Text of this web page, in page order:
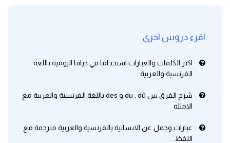
اقرء دروس اخرى
اكثر الكلمات والعبارات استخداما في حياتنا اليومية باللغة
الفرنسية والعربية
شرح الفرق بين du , dû و des باللغة الفرنسية والعربية مع
الامثلة
عبارات وجمل عن الانسانية بالفرنسية والعربية مترجمة مع
اللفظ